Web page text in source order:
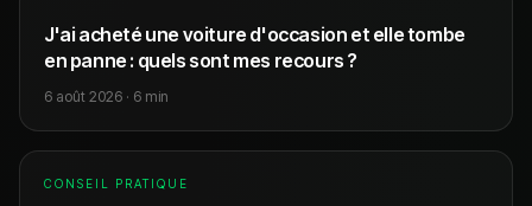
J'ai acheté une voiture d'occasion et elle tombe
en panne : quels sont mes recours ?
6 août 2026 · 6 min
CONSEIL PRATIQUE